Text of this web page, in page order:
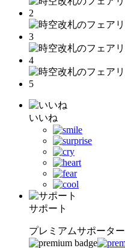
いいね
サポート
プレミアムサポーター